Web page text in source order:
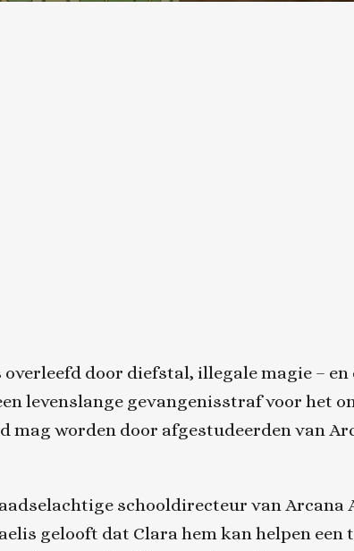
door diefstal, illegale magie – en
levenslange gevangenisstraf voor het
mag worden door afgestudeerden van
schooldirecteur van Arcana
gelooft dat Clara hem kan helpen